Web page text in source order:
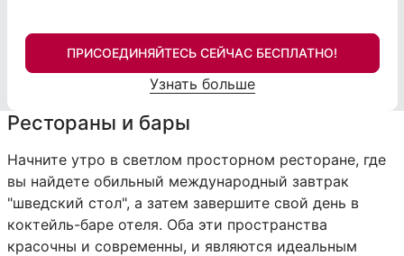
ПРИСОЕДИНЯЙТЕСЬ СЕЙЧАС БЕСПЛАТНО!
Узнать больше
Рестораны и бары
Начните утро в светлом просторном ресторане, где
вы найдете обильный международный завтрак
"шведский стол", а затем завершите свой день в
коктейль-баре отеля. Оба эти пространства
красочны и современны, и являются идеальным